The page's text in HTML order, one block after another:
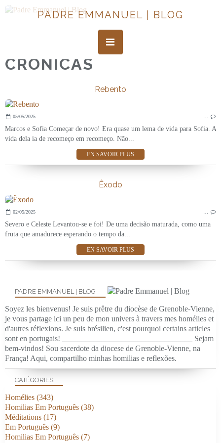
PADRE EMMANUEL | BLOG
CRONICAS
Rebento
05/05/2025 …
Marcos e Sofia Começar de novo! Era quase um lema de vida para Sofia. A
vida dela ia de recomeço em recomeço. Não...
EN SAVOIR PLUS
Êxodo
02/05/2025 …
Severo e Celeste Levantou-se e foi! De uma decisão maturada, como uma
fruta que amadurece esperando o tempo da...
EN SAVOIR PLUS
PADRE EMMANUEL | BLOG
Soyez les bienvenus! Je suis prêtre du diocèse de Grenoble-Vienne,
je vous partage ici un peu de mon univers à travers mes homélies et
d'autres réflexions. Je suis brésilien, c'est pourquoi certains articles
sont en portugais! _________________________________ Sejam
bem-vindos! Sou sacerdote da diocese de Grenoble-Vienne, na
França! Aqui, compartilho minhas homilias e reflexões.
CATÉGORIES
Homélies (343)
Homilias Em Português (38)
Méditations (17)
Em Português (9)
Homilias Em Português (7)